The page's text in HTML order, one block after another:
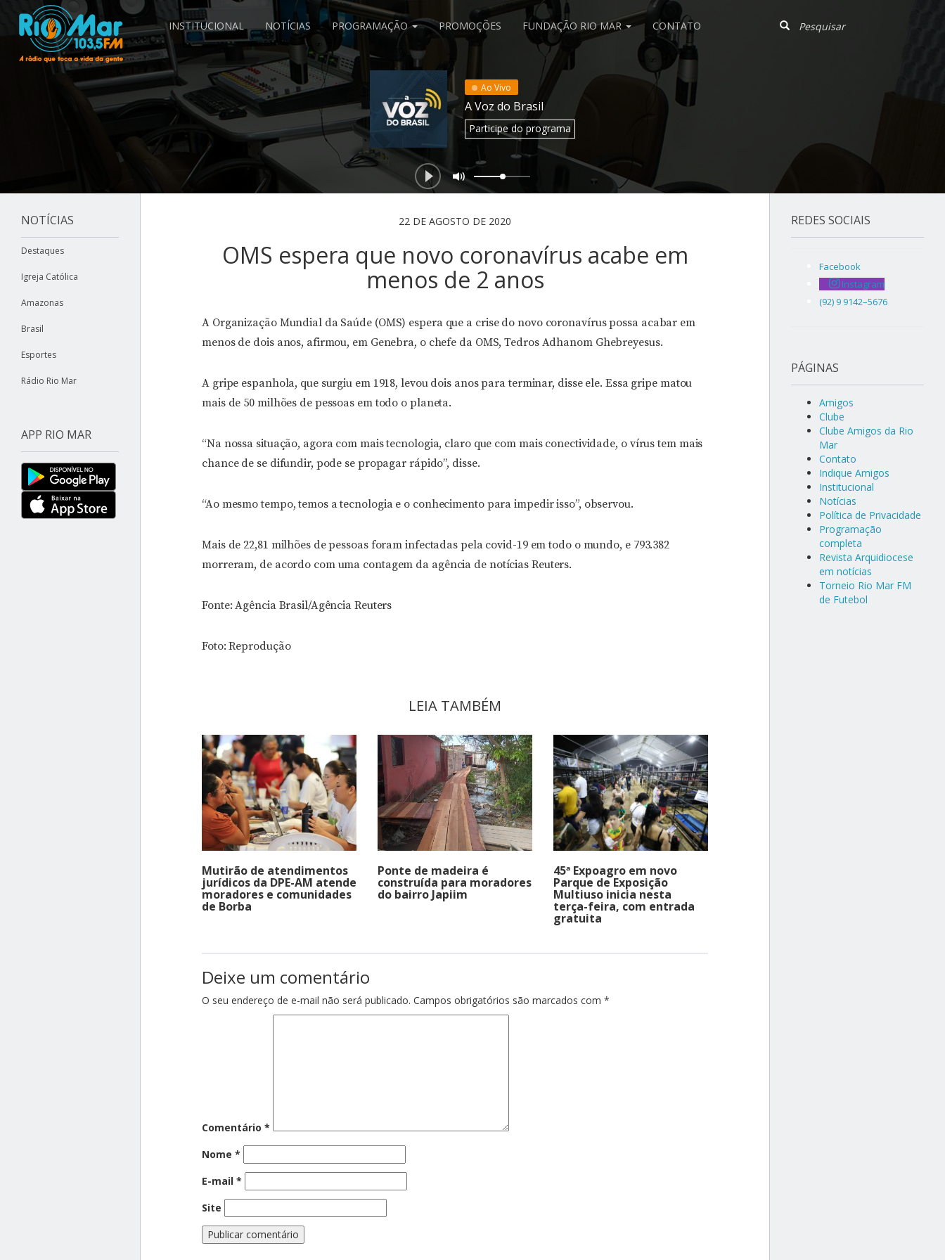
INSTITUCIONAL NOTÍCIAS PROGRAMAÇÃO PROMOÇÕES FUNDAÇÃO RIO MAR CONTATO
Ao Vivo
A Voz do Brasil
Participedo programa
NOTÍCIAS
Destaques
Igreja Católica
Amazonas
Brasil
Esportes
Rádio Rio Mar
APP RIO MAR
22 DE AGOSTO DE 2020
OMS espera que novo coronavírus acabe em
menos de 2 anos
A Organização Mundial da Saúde (OMS) espera que a crise do novo coronavírus possa acabar em
menos de dois anos, afirmou, em Genebra, o chefe da OMS, Tedros Adhanom Ghebreyesus.
A gripe espanhola, que surgiu em 1918, levou dois anos para terminar, disse ele. Essa gripe matou
mais de 50 milhões de pessoas em todo o planeta.
“Na nossa situação, agora com mais tecnologia, claro que com mais conectividade, o vírus tem mais
chance de se difundir, pode se propagar rápido”, disse.
“Ao mesmo tempo, temos a tecnologia e o conhecimento para impedir isso”, observou.
Mais de 22,81 milhões de pessoas foram infectadas pela covid-19 em todo o mundo, e 793.382
morreram, de acordo com uma contagem da agência de notícias Reuters.
Fonte: Agência Brasil/Agência Reuters
Foto: Reprodução
LEIA TAMBÉM
Mutirão de atendimentos
jurídicos da DPE-AM atende
moradores e comunidades
de Borba
Ponte de madeira é
construída para moradores
do bairro Japiim
45ª Expoagro em novo
Parque de Exposição
Multiuso inicia nesta
terça-feira, com entrada
gratuita
Deixe um comentário
O seu endereço de e-mail não será publicado. Campos obrigatórios são marcados com *
Comentário *
Nome *
E-mail *
Site
REDES SOCIAIS
Facebook
Instagram
(92) 9 9142–5676
PÁGINAS
Amigos
Clube
Clube Amigos da Rio
Mar
Contato
Indique Amigos
Institucional
Notícias
Política de Privacidade
Programação
completa
Revista Arquidiocese
em notícias
Torneio Rio Mar FM
de Futebol